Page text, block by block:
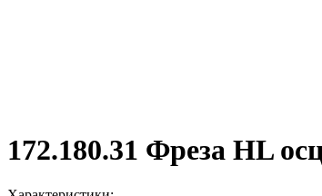
172.180.31 Фреза HL